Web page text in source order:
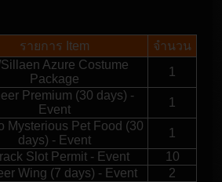
รายการ Item
จำนวน
Azure Costume
Package
1
Premium (30 days) -
Event
1
Mysterious Pet Food (30
days) - Event
1
Slot Permit - Event
10
Wing (7 days) - Event
2